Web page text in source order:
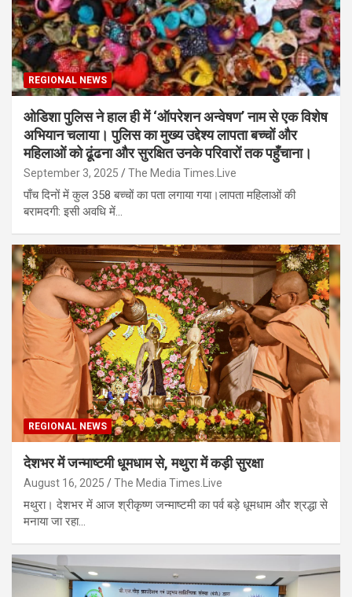
REGIONAL NEWS
ओडिशा पुलिस ने हाल ही में ‘ऑपरेशन अन्वेषण’ नाम से एक विशेष
अभियान चलाया। पुलिस का मुख्य उद्देश्य लापता बच्चों और
महिलाओं को ढूंढना और सुरक्षित उनके परिवारों तक पहुँचाना।
September 3, 2025 The Media Times.Live
पाँच दिनों में कुल 358 बच्चों का पता लगाया गया।लापता महिलाओं की
बरामदगी: इसी अवधि में…
REGIONAL NEWS
देशभर में जन्माष्टमी धूमधाम से, मथुरा में कड़ी सुरक्षा
August 16, 2025 The Media Times.Live
मथुरा। देशभर में आज श्रीकृष्ण जन्माष्टमी का पर्व बड़े धूमधाम और श्रद्धा से
मनाया जा रहा…